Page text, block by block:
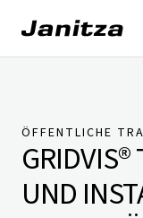
ÖFFENTLICHE
UND